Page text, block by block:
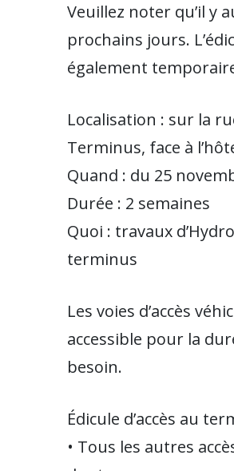
Veuillez noter qu’il y
prochains jours.
également
Localisation : sur la
Terminus, face à
Quand : du 25
Durée : 2 semaines
Quoi : travaux
terminus
Les voies d’accès
accessible pour la
besoin.
Édicule d’accès au
• Tous les autres